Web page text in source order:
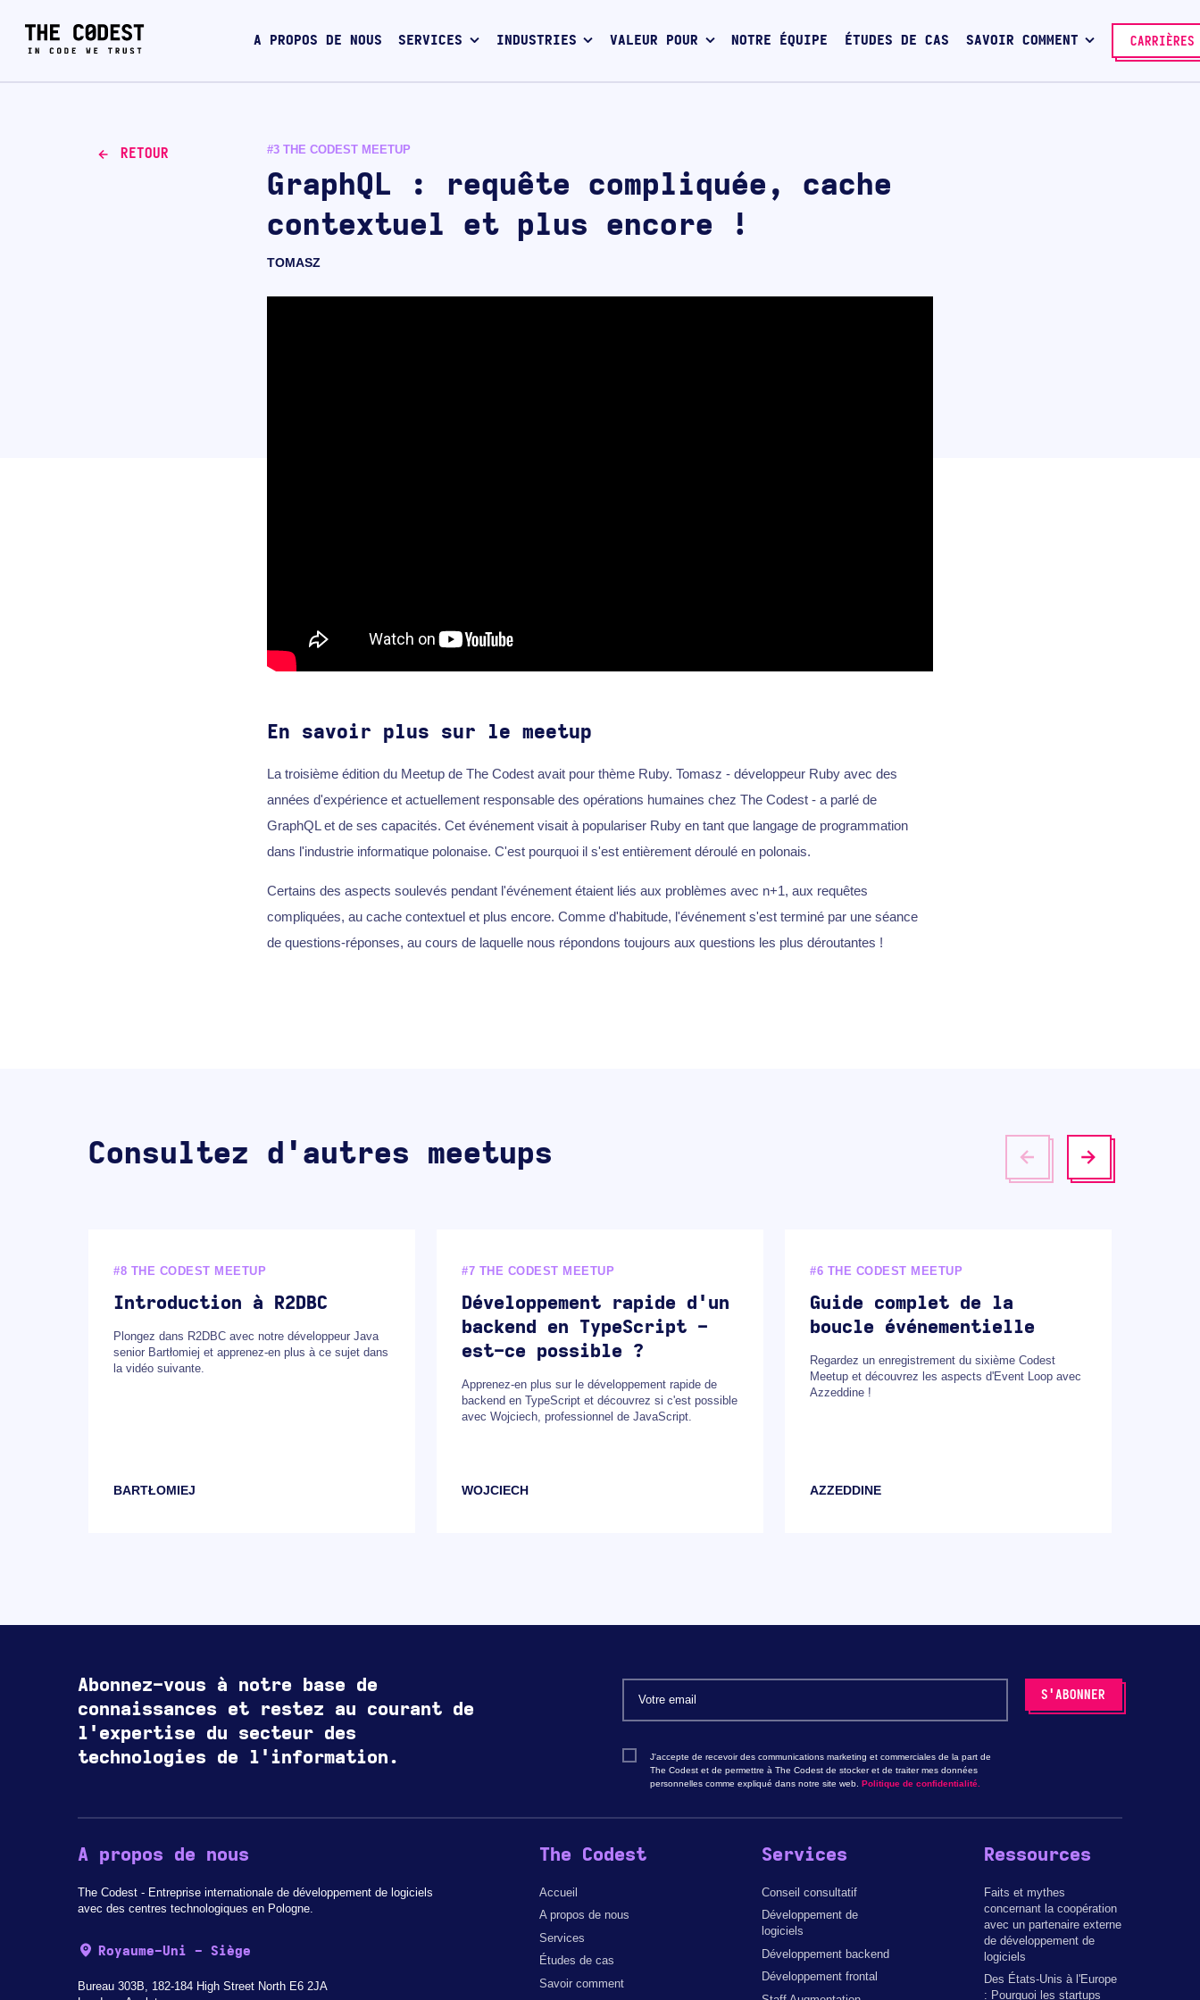
A PROPOS DE NOUS SERVICES INDUSTRIES VALEUR POUR NOTRE ÉQUIPE ÉTUDES DE CAS SAVOIR COMMENT CARRIÈRES
RETOUR #3 THE CODEST MEETUP
GraphQL : requête compliquée, cache
contextuel et plus encore !
TOMASZ
En savoir plus sur le meetup
La troisième édition du Meetup de The Codest avait pour thème Ruby. Tomasz - développeur Ruby avec des
années d'expérience et actuellement responsable des opérations humaines chez The Codest - a parlé de
GraphQL et de ses capacités. Cet événement visait à populariser Ruby en tant que langage de programmation
dans l'industrie informatique polonaise. C'est pourquoi il s'est entièrement déroulé en polonais.
Certains des aspects soulevés pendant l'événement étaient liés aux problèmes avec n+1, aux requêtes
compliquées, au cache contextuel et plus encore. Comme d'habitude, l'événement s'est terminé par une séance
de questions-réponses, au cours de laquelle nous répondons toujours aux questions les plus déroutantes !
Consultez d'autres meetups
#8 THE CODEST MEETUP
Introduction à R2DBC
Plongez dans R2DBC avec notre développeur Java
senior Bartłomiej et apprenez-en plus à ce sujet dans
la vidéo suivante.
BARTŁOMIEJ
#7 THE CODEST MEETUP
Développement rapide d'un
backend en TypeScript -
est-ce possible ?
Apprenez-en plus sur le développement rapide de
backend en TypeScript et découvrez si c'est possible
avec Wojciech, professionnel de JavaScript.
WOJCIECH
#6 THE CODEST MEETUP
Guide complet de la
boucle événementielle
Regardez un enregistrement du sixième Codest
Meetup et découvrez les aspects d'Event Loop avec
Azzeddine !
AZZEDDINE
Abonnez-vous à notre base de
connaissances et restez au courant de
l'expertise du secteur des
technologies de l'information.
J'accepte de recevoir des communications marketing et commerciales de la part de
The Codest et de permettre à The Codest de stocker et de traiter mes données
personnelles comme expliqué dans notre site web.Politique de confidentialité.
A propos de nous
The Codest - Entreprise internationale de développement de logiciels
avec des centres technologiques en Pologne.
Royaume-Uni - Siège
Bureau 303B, 182-184 High Street North E6 2JA
The Codest
Accueil
A propos de nous
Services
Études de cas
Savoir comment
Services
Conseil consultatif
Développement de
logiciels
Développement backend
Développement frontal
Ressources
Faits et mythes
concernant la coopération
avec un partenaire externe
de développement de
logiciels
Des États-Unis à l'Europe
: Pourquoi les startups